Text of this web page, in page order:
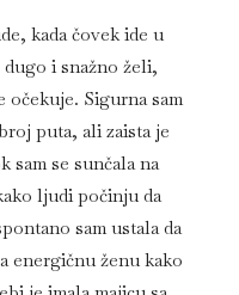
kada čovek ide u
dugo i snažno želi,
očekuje. Sigurna sam
puta, ali zaista je
sam se sunčala na
ljudi počinju da
sam ustala da
energičnu ženu kako